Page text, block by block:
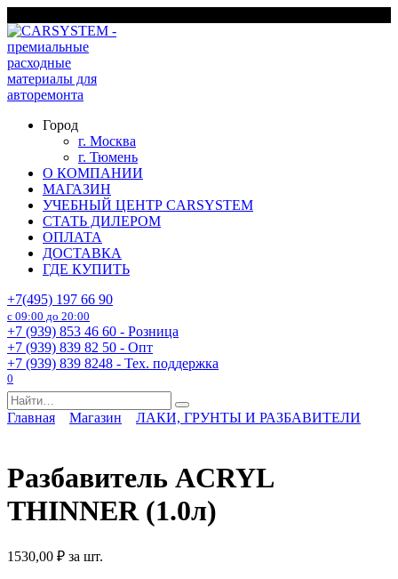
к
содержанию
Город
г. Москва
г. Тюмень
О КОМПАНИИ
МАГАЗИН
УЧЕБНЫЙ ЦЕНТР CARSYSTEM
СТАТЬ ДИЛЕРОМ
ОПЛАТА
ДОСТАВКА
ГДЕ КУПИТЬ
+7(495) 197 66 90
с 09:00 до 20:00
+7 (939) 853 46 60 - Розница
+7 (939) 839 82 50 - Опт
+7 (939) 839 8248 - Тех. поддержка
0
Search
for:
Главная Магазин ЛАКИ, ГРУНТЫ И РАЗБАВИТЕЛИ
Разбавитель ACRYL
THINNER (1.0л)
1530,00 ₽ за шт.